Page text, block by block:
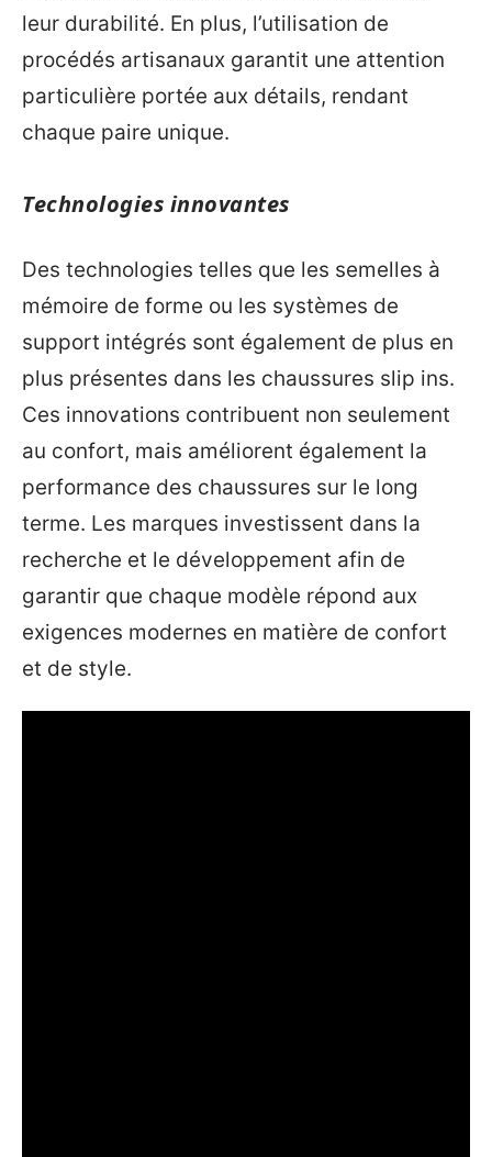
leur durabilité. En plus, l’utilisation de
procédés artisanaux garantit une attention
particulière portée aux détails, rendant
chaque paire unique.
Technologies innovantes
Des technologies telles que les semelles à
mémoire de forme ou les systèmes de
support intégrés sont également de plus en
plus présentes dans les chaussures slip ins.
Ces innovations contribuent non seulement
au confort, mais améliorent également la
performance des chaussures sur le long
terme. Les marques investissent dans la
recherche et le développement afin de
garantir que chaque modèle répond aux
exigences modernes en matière de confort
et de style.